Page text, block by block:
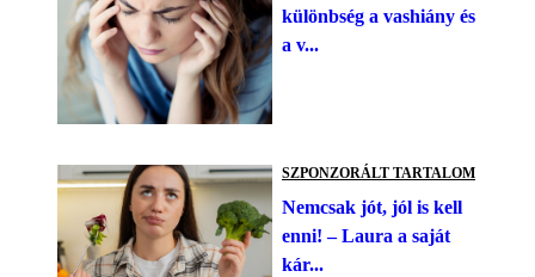
különbség a vashiány és
a v...
SZPONZORÁLT TARTALOM
Nemcsak jót, jól is kell
enni! – Laura a saját
kár...